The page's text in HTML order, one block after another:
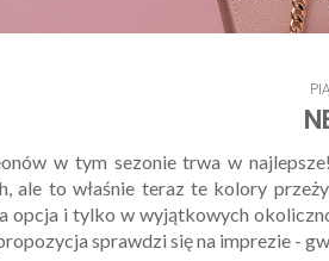
w tym sezonie trwa w
ale to właśnie teraz te kolory
opcja i tylko w wyjątkowych
sprawdzi się na imprezie -